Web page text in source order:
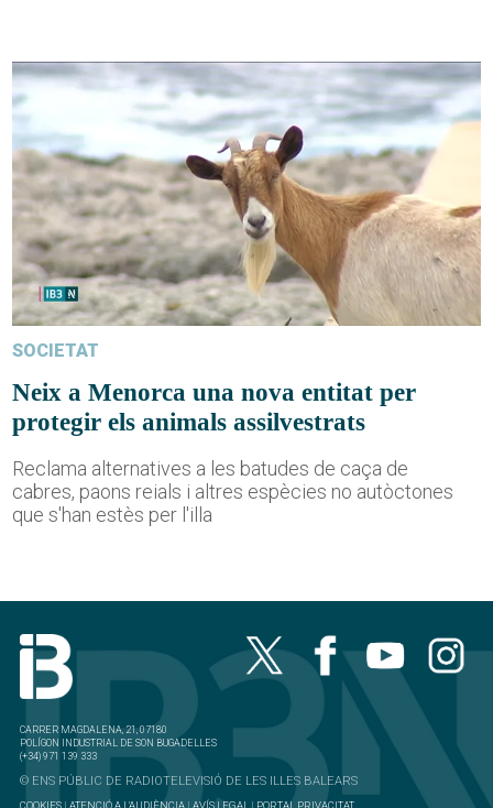
SOCIETAT
Neix a Menorca una nova entitat per
protegir els animals assilvestrats
Reclama alternatives a les batudes de caça de
cabres, paons reials i altres espècies no autòctones
que s'han estès per l'illa
CARRER MAGDALENA, 21, 07180
POLÍGON INDUSTRIAL DE SON BUGADELLES
(+34) 971 139 333
© ENS PÚBLIC DE RADIOTELEVISIÓ DE LES ILLES BALEARS
COOKIES |ATENCIÓ A L'AUDIÈNCIA |AVÍS LEGAL | PORTAL PRIVACITAT